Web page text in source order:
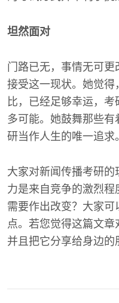
坦然面对
门路已无，事情无可
接受这一现状。她觉得
比，已经足够幸运，
多可能。她鼓舞那些
研当作人生的唯一追求。
大家对新闻传播考研
力是来自竞争的激烈
需要作出改变？大家
点。若您觉得这篇文章
并且把它分享给身边的